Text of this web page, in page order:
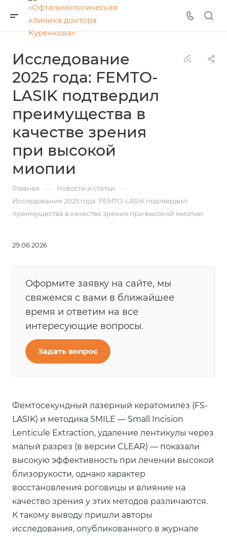
Исследование
2025 года: FEMTO-
LASIK подтвердил
преимущества в
качестве зрения
при высокой
миопии
Главная — Новости и статьи —
Исследование 2025 года: FEMTO-LASIK подтвердил
преимущества в качестве зрения при высокой миопии
29.06.2026
Оформите заявку на сайте, мы
свяжемся с вами в ближайшее
время и ответим на все
интересующие вопросы.
Задать вопрос
Фемтосекундный лазерный кератомилёз (FS-
LASIK) и методика SMILE — Small Incision
Lenticule Extraction, удаление лентикулы через
малый разрез (в версии CLEAR) — показали
высокую эффективность при лечении высокой
близорукости, однако характер
восстановления роговицы и влияние на
качество зрения у этих методов различаются.
К такому выводу пришли авторы
исследования, опубликованного в журнале